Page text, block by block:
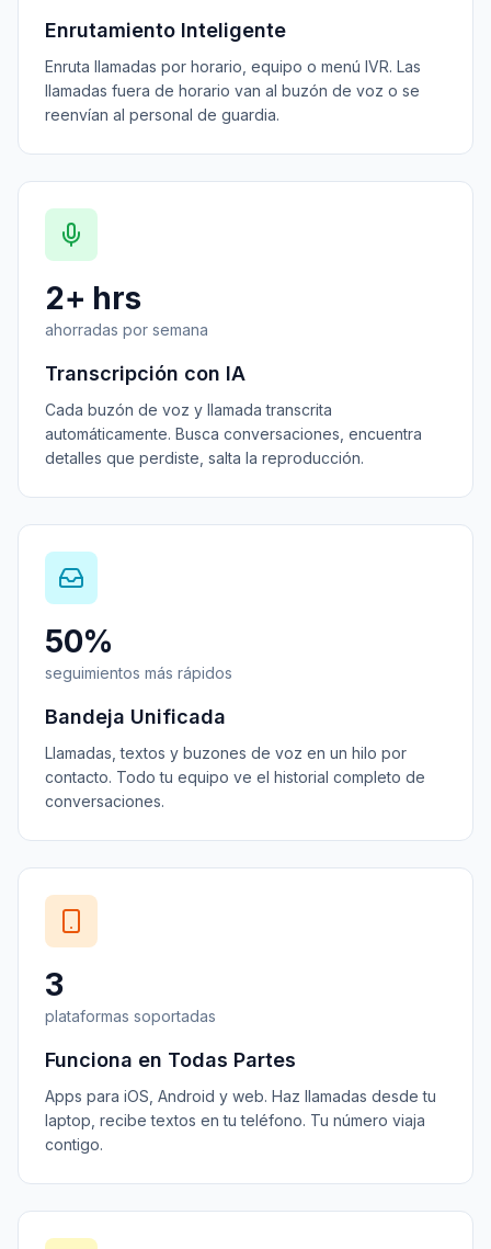
Enrutamiento Inteligente
Enruta llamadas por horario, equipo o menú IVR. Las
llamadas fuera de horario van al buzón de voz o se
reenvían al personal de guardia.
2+ hrs
ahorradas por semana
Transcripción con IA
Cada buzón de voz y llamada transcrita
automáticamente. Busca conversaciones, encuentra
detalles que perdiste, salta la reproducción.
50%
seguimientos más rápidos
Bandeja Unificada
Llamadas, textos y buzones de voz en un hilo por
contacto. Todo tu equipo ve el historial completo de
conversaciones.
3
plataformas soportadas
Funciona en Todas Partes
Apps para iOS, Android y web. Haz llamadas desde tu
laptop, recibe textos en tu teléfono. Tu número viaja
contigo.